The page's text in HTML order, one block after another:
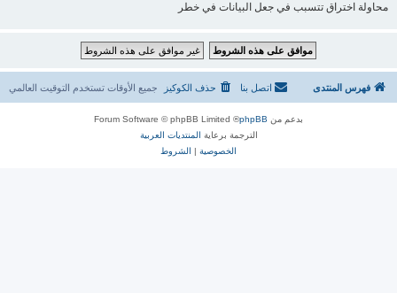
محاولة اختراق تتسبب في جعل البيانات في خطر
فهرس المنتدى جميع الأوقات تستخدم التوقيت العالمي حذف الكوكيز اتصل بنا
بدعم من phpBB
® Forum Software © phpBB Limited
الترجمة برعاية المنتديات العربية
الخصوصية | الشروط